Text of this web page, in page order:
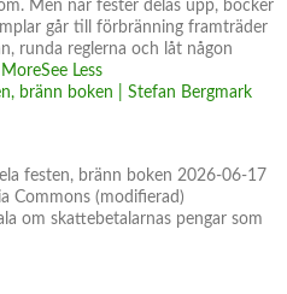
Men när fester delas upp, böcker
går till förbränning framträder
runda reglerna och låt någon
MoreSee Less
bränn boken | Stefan Bergmark
festen, bränn boken 2026-06-17
Commons (modifierad)
om skattebetalarnas pengar som